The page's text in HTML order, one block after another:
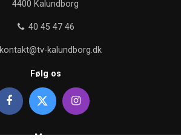
4400 Kalundborg
40 45 47 46
kontakt@tv-kalundborg.dk
Følg os